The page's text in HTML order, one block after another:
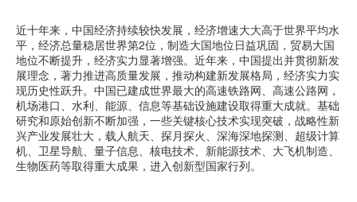
近十年来，中国经济持续较快发展，经济增速大大高于世界平均水
平，经济总量稳居世界第2位，制造大国地位日益巩固，贸易大国
地位不断提升，经济实力显著增强。近年来，中国提出并贯彻新发
展理念，著力推进高质量发展，推动构建新发展格局，经济实力实
现历史性跃升。中国已建成世界最大的高速铁路网、高速公路网，
机场港口、水利、能源、信息等基础设施建设取得重大成就。基础
研究和原始创新不断加强，一些关键核心技术实现突破，战略性新
兴产业发展壮大，载人航天、探月探火、深海深地探测、超级计算
机、卫星导航、量子信息、核电技术、新能源技术、大飞机制造、
生物医药等取得重大成果，进入创新型国家行列。